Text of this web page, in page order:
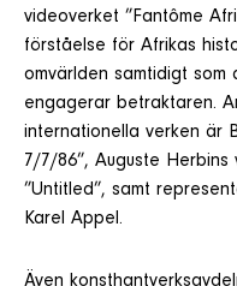
videoverket ”Fantôme
förståelse för Afrikas
omvärlden samtidigt som
engagerar betraktaren.
internationella verken är
7/7/86”, Auguste Herbins
”Untitled”, samt
Karel Appel.